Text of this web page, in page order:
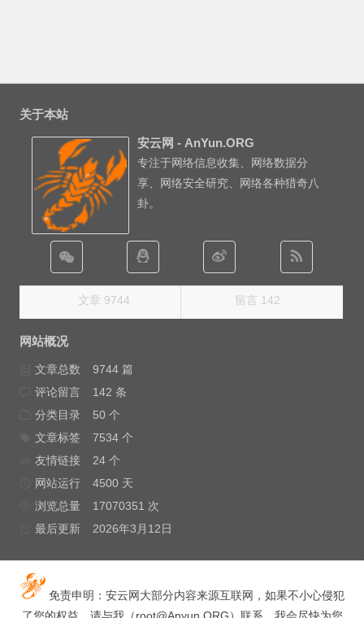
关于本站
安云网 - AnYun.ORG
专注于网络信息收集、网络数据分
享、网络安全研究、网络各种猎奇八
卦。
文章 9744 留言 142
网站概况
文章总数
9744 篇
评论留言
142 条
分类目录
50 个
文章标签
7534 个
友情链接
24 个
网站运行
4500 天
浏览总量
17070351 次
最后更新
2026年3月12日
免责申明：安云网大部分内容来源互联网，如果不小心侵犯